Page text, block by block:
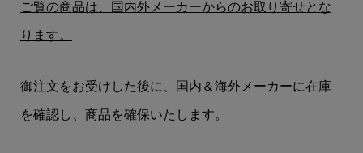
ご覧の商品は、国内外メーカーからのお取り寄せとな
ります。
御注文をお受けした後に、国内＆海外メーカーに在庫
を確認し、商品を確保いたします。